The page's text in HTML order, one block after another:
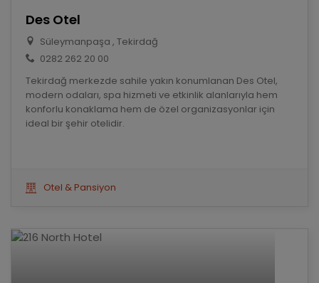
Des Otel
Süleymanpaşa , Tekirdağ
0282 262 20 00
Tekirdağ merkezde sahile yakın konumlanan Des Otel,
modern odaları, spa hizmeti ve etkinlik alanlarıyla hem
konforlu konaklama hem de özel organizasyonlar için
ideal bir şehir otelidir.
Otel & Pansiyon